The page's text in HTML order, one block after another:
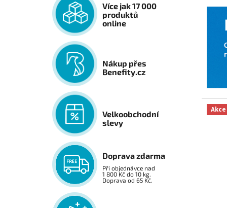
Více jak 17 000
produktů
online
Nákup přes
Benefity.cz
Velkoobchodní
slevy
Doprava zdarma
Při objednávce nad
1 800 Kč do 10 kg.
Doprava od 65 Kč.
Akce